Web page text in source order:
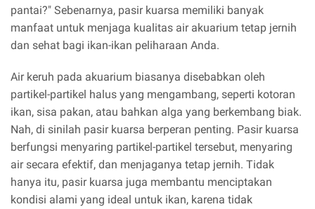
pantai?" Sebenarnya, pasir kuarsa memiliki banyak
manfaat untuk menjaga kualitas air akuarium tetap jernih
dan sehat bagi ikan-ikan peliharaan Anda.
Air keruh pada akuarium biasanya disebabkan oleh
partikel-partikel halus yang mengambang, seperti kotoran
ikan, sisa pakan, atau bahkan alga yang berkembang biak.
Nah, di sinilah pasir kuarsa berperan penting. Pasir kuarsa
berfungsi menyaring partikel-partikel tersebut, menyaring
air secara efektif, dan menjaganya tetap jernih. Tidak
hanya itu, pasir kuarsa juga membantu menciptakan
kondisi alami yang ideal untuk ikan, karena tidak